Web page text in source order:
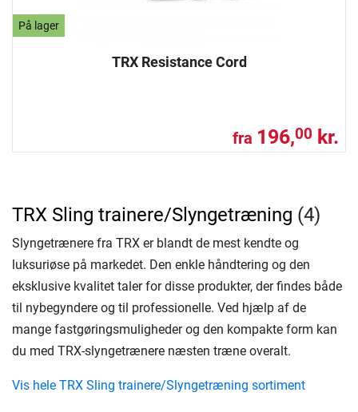
På lager
TRX Resistance Cord
fra 196,00 kr.
TRX Sling trainere/Slyngetræning (4)
Slyngetrænere fra TRX er blandt de mest kendte og
luksuriøse på markedet. Den enkle håndtering og den
eksklusive kvalitet taler for disse produkter, der findes både
til nybegyndere og til professionelle. Ved hjælp af de
mange fastgøringsmuligheder og den kompakte form kan
du med TRX-slyngetrænere næsten træne overalt.
Vis hele TRX Sling trainere/Slyngetræning sortiment